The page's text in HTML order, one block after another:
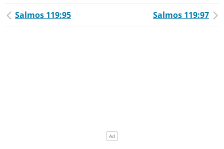
Salmos 119:95 Salmos 119:97